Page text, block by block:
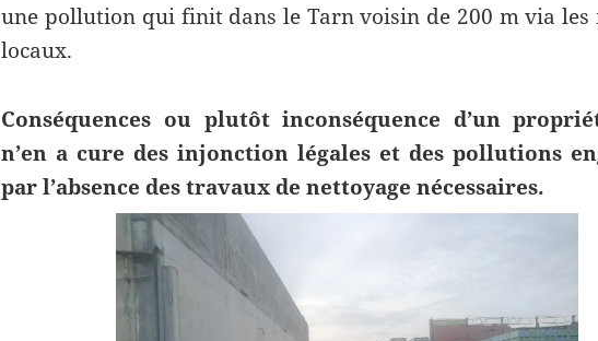
une pollution qui finit dans le Tarn voisin de 200 m via les
locaux.
Conséquences ou plutôt inconséquence d’un
n’en a cure des injonction légales et des pollutions
par l’absence des travaux de nettoyage nécessaires.